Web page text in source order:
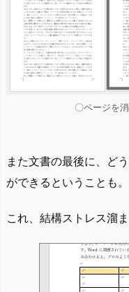
〇ページを
また文書の最後に、ど
ができるということも。
これ、結構ストレス溜